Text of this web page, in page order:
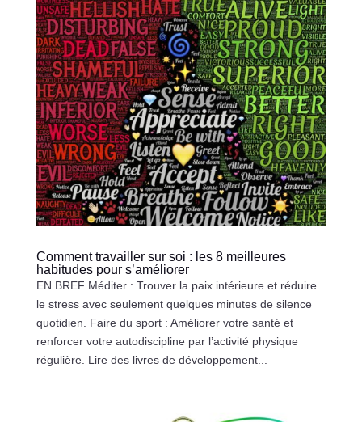
Comment travailler sur soi : les 8 meilleures
habitudes pour s’améliorer
EN BREF Méditer : Trouver la paix intérieure et réduire
le stress avec seulement quelques minutes de silence
quotidien. Faire du sport : Améliorer votre santé et
renforcer votre autodiscipline par l’activité physique
régulière. Lire des livres de développement...